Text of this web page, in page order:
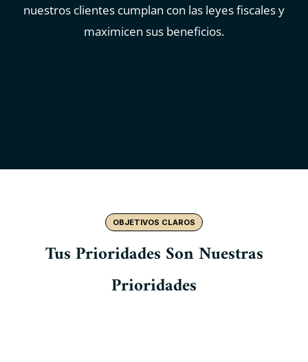
nuestros clientes cumplan con las leyes fiscales y
maximicen sus beneficios.
OBJETIVOS CLAROS
Tus Prioridades Son Nuestras
Prioridades